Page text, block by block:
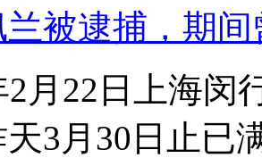
兰被逮捕，期
2月22日上海
天3月30日止已